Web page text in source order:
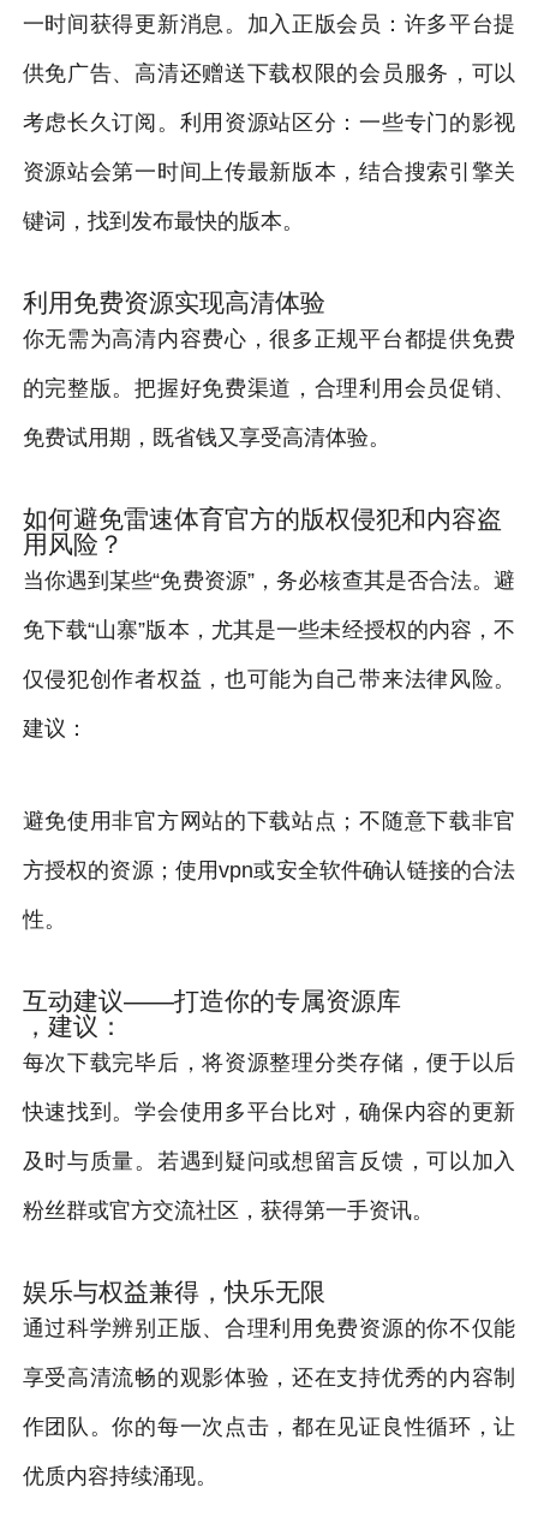
一时间获得更新消息。加入正版会员：许多平台提
供免广告、高清还赠送下载权限的会员服务，可以
考虑长久订阅。利用资源站区分：一些专门的影视
资源站会第一时间上传最新版本，结合搜索引擎关
键词，找到发布最快的版本。
利用免费资源实现高清体验
你无需为高清内容费心，很多正规平台都提供免费
的完整版。把握好免费渠道，合理利用会员促销、
免费试用期，既省钱又享受高清体验。
如何避免雷速体育官方的版权侵犯和内容盗
用风险？
当你遇到某些“免费资源”，务必核查其是否合法。避
免下载“山寨”版本，尤其是一些未经授权的内容，不
仅侵犯创作者权益，也可能为自己带来法律风险。
建议：
避免使用非官方网站的下载站点；不随意下载非官
方授权的资源；使用vpn或安全软件确认链接的合法
性。
互动建议——打造你的专属资源库
，建议：
每次下载完毕后，将资源整理分类存储，便于以后
快速找到。学会使用多平台比对，确保内容的更新
及时与质量。若遇到疑问或想留言反馈，可以加入
粉丝群或官方交流社区，获得第一手资讯。
娱乐与权益兼得，快乐无限
通过科学辨别正版、合理利用免费资源的你不仅能
享受高清流畅的观影体验，还在支持优秀的内容制
作团队。你的每一次点击，都在见证良性循环，让
优质内容持续涌现。